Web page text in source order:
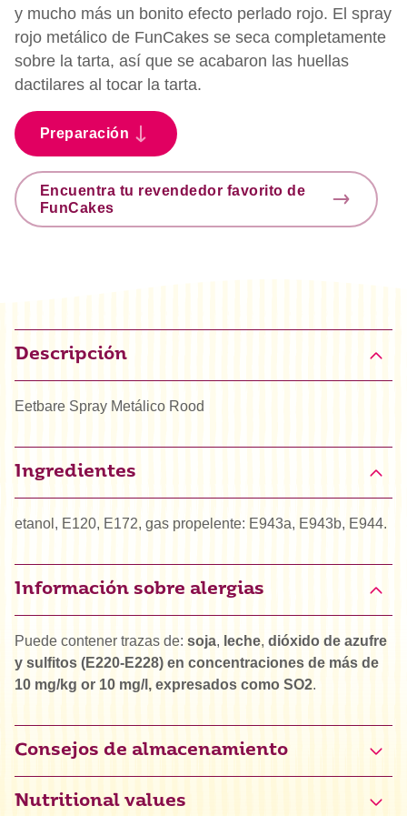
y mucho más un bonito efecto perlado rojo. El spray
rojo metálico de FunCakes se seca completamente
sobre la tarta, así que se acabaron las huellas
dactilares al tocar la tarta.
Preparación
Encuentra tu revendedor favorito de
FunCakes
Descripción
Eetbare Spray Metálico Rood
Ingredientes
etanol, E120, E172, gas propelente: E943a, E943b, E944.
Información sobre alergias
Puede contener trazas de: soja, leche, dióxido de azufre
y sulfitos (E220-E228) en concentraciones de más de
10 mg/kg or 10 mg/l, expresados como SO2.
Consejos de almacenamiento
Nutritional values